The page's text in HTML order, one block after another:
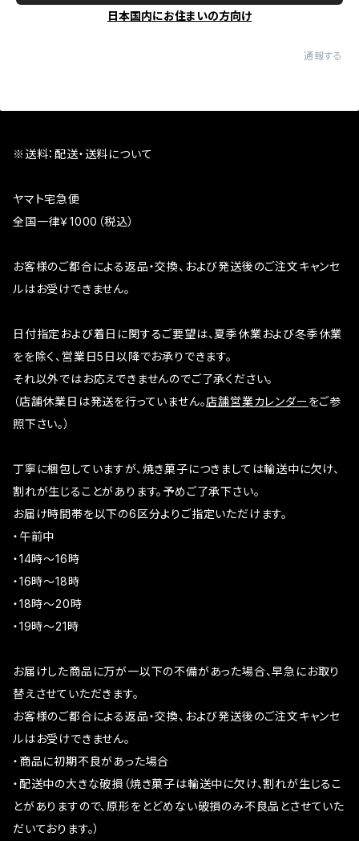
日本国内にお住まいの方向け
通報する
※送料：配送・送料について
ヤマト宅急便
全国一律￥1000（税込）
お客様のご都合による返品・交換、および発送後のご注文キャンセ
ルはお受けできません。
日付指定および着日に関するご要望は、夏季休業および冬季休業
をを除く、営業日5日以降でお承りできます。
それ以外ではお応えできませんのでご了承ください。
（店舗休業日は発送を行っていません。店舗営業カレンダーをご参
照下さい。）
丁寧に梱包していますが、焼き菓子につきましては輸送中に欠け、
割れが生じることがあります。予めご了承下さい。
お届け時間帯を以下の6区分よりご指定いただけます。
・午前中
・14時～16時
・16時～18時
・18時～20時
・19時～21時
お届けした商品に万が一以下の不備があった場合、早急にお取り
替えさせていただきます。
お客様のご都合による返品・交換、および発送後のご注文キャンセ
ルはお受けできません。
・商品に初期不良があった場合
・配送中の大きな破損（焼き菓子は輸送中に欠け、割れが生じるこ
とがありますので、原形をとどめない破損のみ不良品とさせていた
だいております。）